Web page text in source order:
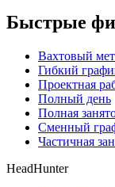
Быстрые
Вахтовый
Гибкий
Проектная
Полный день
Полная
Сменный
Частичная
HeadHunter